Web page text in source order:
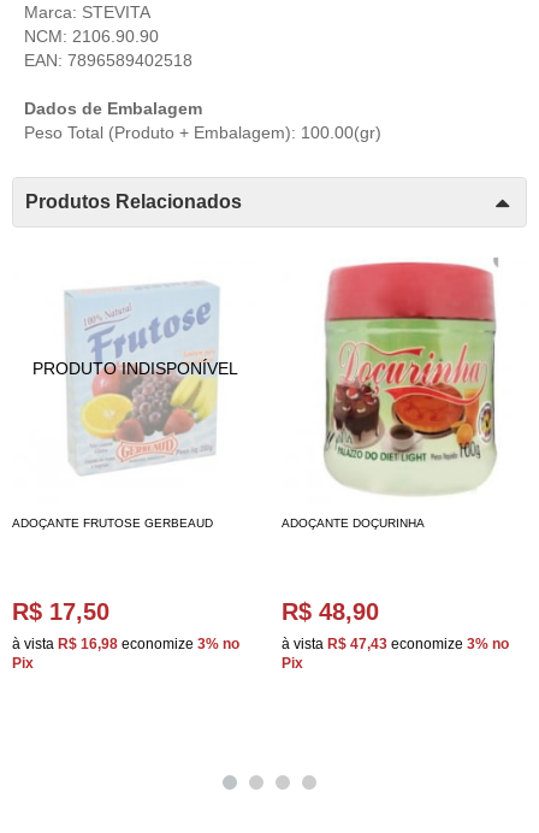
Marca: STEVITA
NCM: 2106.90.90
EAN: 7896589402518
Dados de Embalagem
Peso Total (Produto + Embalagem): 100.00(gr)
Produtos Relacionados
ADOÇANTE FRUTOSE GERBEAUD
R$ 17,50
à vista R$ 16,98 economize 3% no
Pix
ADOÇANTE DOÇURINHA
R$ 48,90
à vista R$ 47,43 economize 3% no
Pix